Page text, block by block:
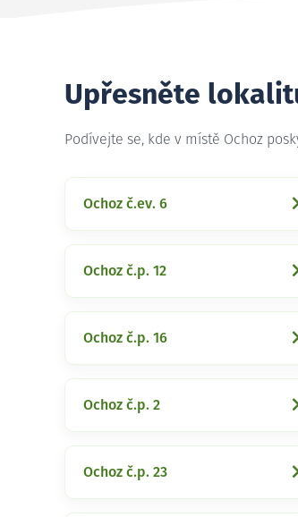
Upřesněte
Podívejte se, kde v místě Ochoz
Ochoz č.ev. 6
Ochoz č.p. 12
Ochoz č.p. 16
Ochoz č.p. 2
Ochoz č.p. 23